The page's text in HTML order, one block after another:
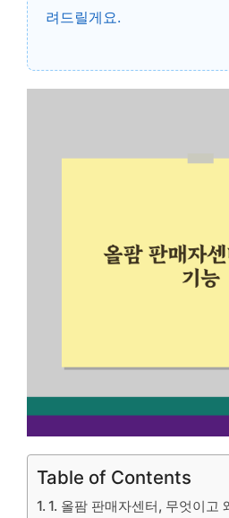
려드릴게요.
Table of Contents
1. 올팜 판매자센터, 무엇이고